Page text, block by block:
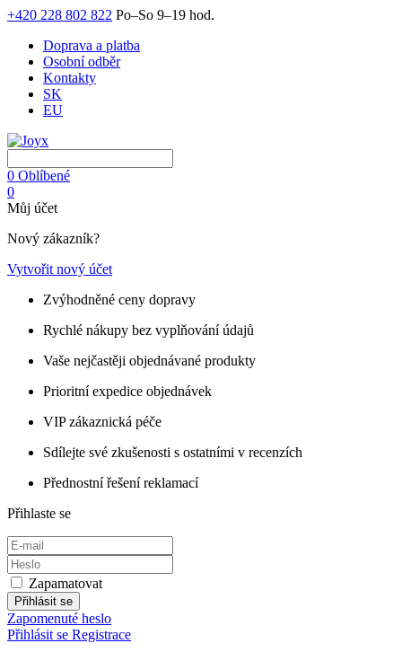
+420 228 802 822 Po–So 9–19 hod.
Doprava a platba
Osobní odběr
Kontakty
SK
EU
0 Oblíbené
0
Můj účet
Nový zákazník?
Vytvořit nový účet
Zvýhodněné ceny dopravy
Rychlé nákupy bez vyplňování údajů
Vaše nejčastěji objednávané produkty
Prioritní expedice objednávek
VIP zákaznická péče
Sdílejte své zkušenosti s ostatními v recenzích
Přednostní řešení reklamací
Přihlaste se
Zapamatovat
Přihlásit se
Zapomenuté heslo
Přihlásit se Registrace